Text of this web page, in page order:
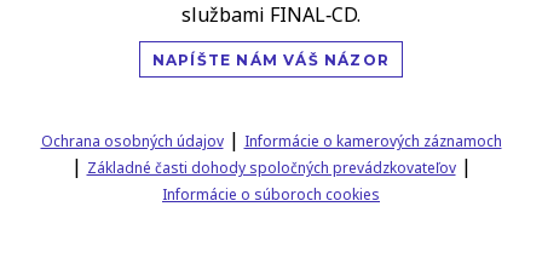
službami FINAL‑CD.
NAPÍŠTE NÁM VÁŠ NÁZOR
Ochrana osobných údajov| Informácie o kamerových záznamoch
| Základné časti dohody spoločných prevádzkovateľov|
Informácie o súboroch cookies